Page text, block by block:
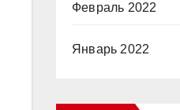
Февраль 2022
Январь 2022